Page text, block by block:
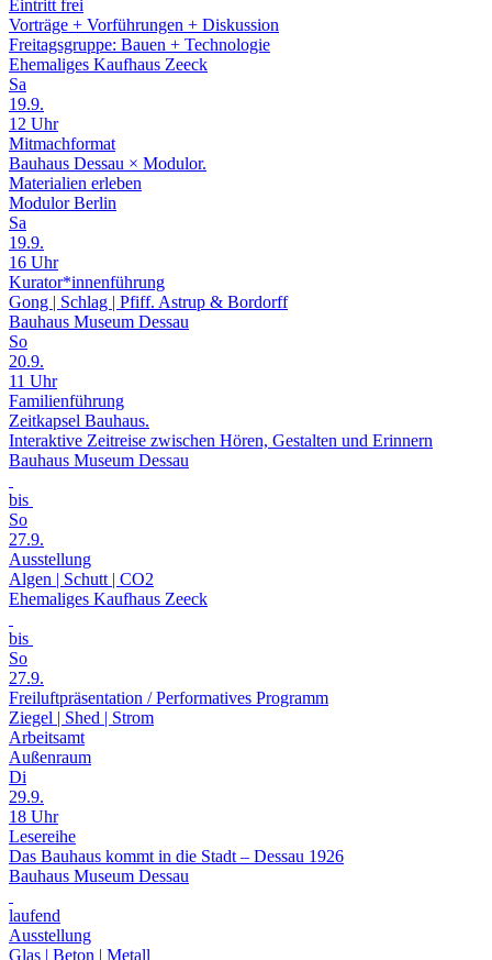
Eintritt frei
Vorträge + Vorführungen + Diskussion
Freitagsgruppe: Bauen + Technologie
Ehemaliges Kaufhaus Zeeck
Sa
19.9.
12 Uhr
Mitmachformat
Bauhaus Dessau × Modulor.
Materialien erleben
Modulor Berlin
Sa
19.9.
16 Uhr
Kurator*innenführung
Gong | Schlag | Pfiff. Astrup & Bordorff
Bauhaus Museum Dessau
So
20.9.
11 Uhr
Familienführung
Zeitkapsel Bauhaus.
Interaktive Zeitreise zwischen Hören, Gestalten und Erinnern
Bauhaus Museum Dessau
bis
So
27.9.
Ausstellung
Algen | Schutt | CO2
Ehemaliges Kaufhaus Zeeck
bis
So
27.9.
Freiluftpräsentation / Performatives Programm
Ziegel | Shed | Strom
Arbeitsamt
Außenraum
Di
29.9.
18 Uhr
Lesereihe
Das Bauhaus kommt in die Stadt – Dessau 1926
Bauhaus Museum Dessau
laufend
Ausstellung
Glas | Beton | Metall